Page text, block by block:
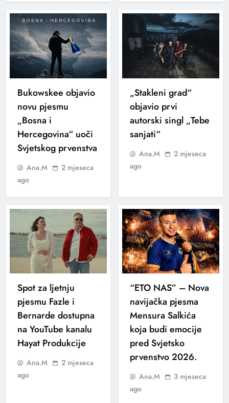
Bukowskee objavio
novu pjesmu
„Bosna i
Hercegovina“ uoči
Svjetskog prvenstva
Ana.M
2 mjeseca
ago
„Stakleni grad“
objavio prvi
autorski singl „Tebe
sanjati“
Ana.M
2 mjeseca
ago
Spot za ljetnju
pjesmu Fazle i
Bernarde dostupna
na YouTube kanalu
Hayat Produkcije
Ana.M
2 mjeseca
ago
“ETO NAS” – Nova
navijačka pjesma
Mensura Salkića
koja budi emocije
pred Svjetsko
prvenstvo 2026.
Ana.M
3 mjeseca
ago